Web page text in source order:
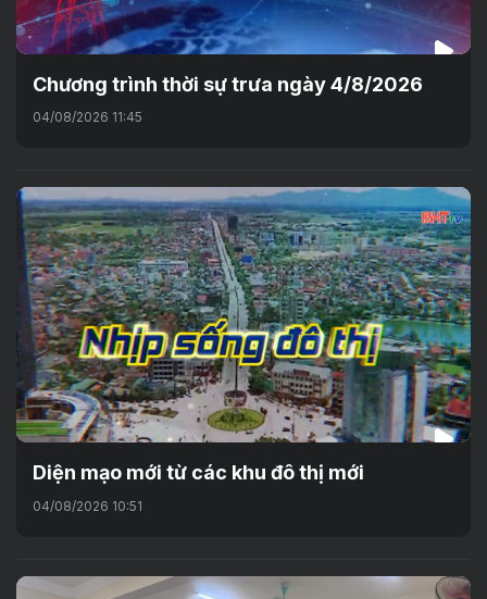
Chương trình thời sự trưa ngày 4/8/2026
04/08/2026 11:45
Diện mạo mới từ các khu đô thị mới
04/08/2026 10:51